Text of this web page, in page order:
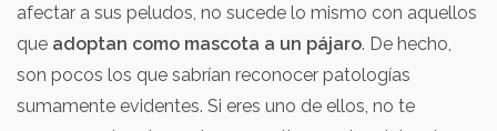
afectar a sus peludos, no sucede lo mismo con aquellos
que adoptan como mascota a un pájaro. De hecho,
son pocos los que sabrían reconocer patologías
sumamente evidentes. Si eres uno de ellos, no te